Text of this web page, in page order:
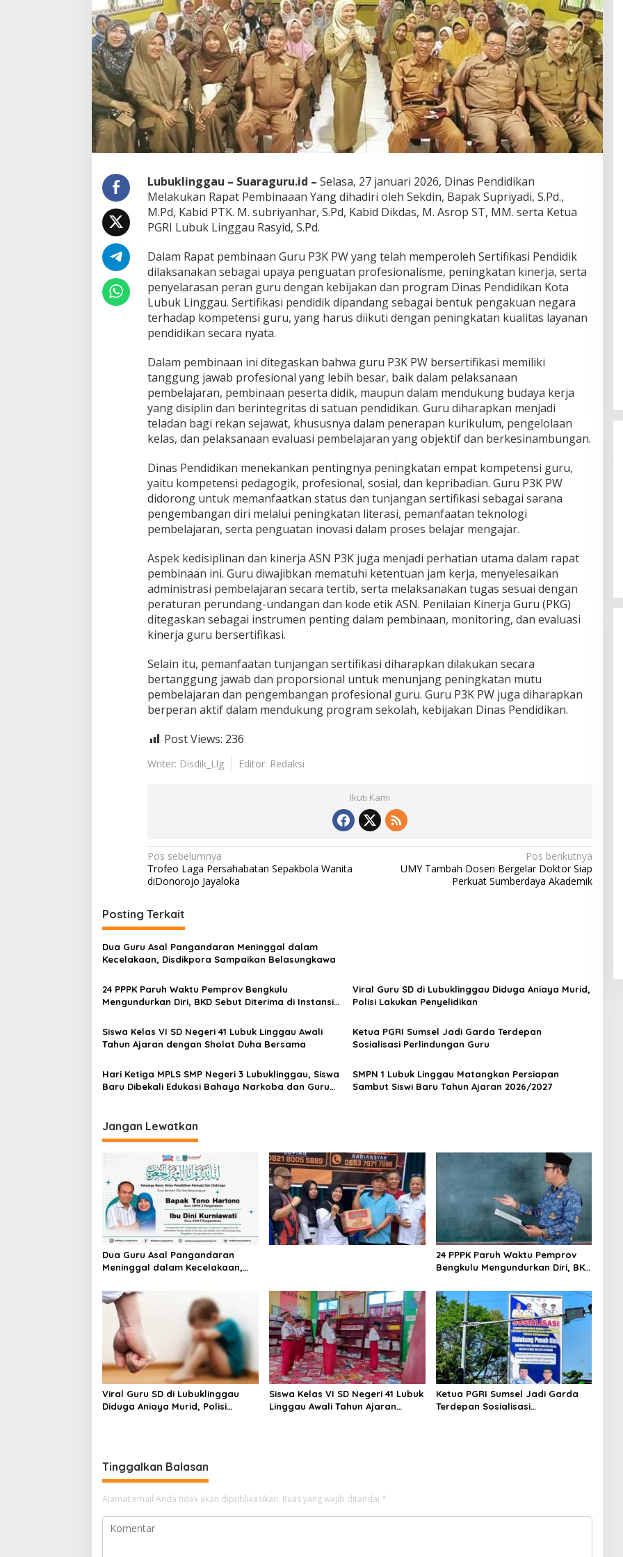
r
t
i
f
k
a
s
i
P
n
i
d
i
k
D
l
a
k
s
a
n
a
k
n
S
e
a
g
a
U
a
y
a
P
g
u
a
t
a
n
P
o
f
e
s
i
n
l
r
u
Lubuklinggau – Suaraguru.id – Selasa, 27 januari 2026, Dinas Pendidikan
Melakukan Rapat Pembinaaan Yang dihadiri oleh Sekdin, Bapak Supriyadi, S.Pd.,
M.Pd, Kabid PTK. M. subriyanhar, S.Pd, Kabid Dikdas, M. Asrop ST, MM. serta Ketua
PGRI Lubuk Linggau Rasyid, S.Pd.
Dalam Rapat pembinaan Guru P3K PW yang telah memperoleh Sertifikasi Pendidik
dilaksanakan sebagai upaya penguatan profesionalisme, peningkatan kinerja, serta
penyelarasan peran guru dengan kebijakan dan program Dinas Pendidikan Kota
Lubuk Linggau. Sertifikasi pendidik dipandang sebagai bentuk pengakuan negara
terhadap kompetensi guru, yang harus diikuti dengan peningkatan kualitas layanan
pendidikan secara nyata.
Dalam pembinaan ini ditegaskan bahwa guru P3K PW bersertifikasi memiliki
tanggung jawab profesional yang lebih besar, baik dalam pelaksanaan
pembelajaran, pembinaan peserta didik, maupun dalam mendukung budaya kerja
yang disiplin dan berintegritas di satuan pendidikan. Guru diharapkan menjadi
teladan bagi rekan sejawat, khususnya dalam penerapan kurikulum, pengelolaan
kelas, dan pelaksanaan evaluasi pembelajaran yang objektif dan berkesinambungan.
Dinas Pendidikan menekankan pentingnya peningkatan empat kompetensi guru,
yaitu kompetensi pedagogik, profesional, sosial, dan kepribadian. Guru P3K PW
didorong untuk memanfaatkan status dan tunjangan sertifikasi sebagai sarana
pengembangan diri melalui peningkatan literasi, pemanfaatan teknologi
pembelajaran, serta penguatan inovasi dalam proses belajar mengajar.
Aspek kedisiplinan dan kinerja ASN P3K juga menjadi perhatian utama dalam rapat
pembinaan ini. Guru diwajibkan mematuhi ketentuan jam kerja, menyelesaikan
administrasi pembelajaran secara tertib, serta melaksanakan tugas sesuai dengan
peraturan perundang-undangan dan kode etik ASN. Penilaian Kinerja Guru (PKG)
ditegaskan sebagai instrumen penting dalam pembinaan, monitoring, dan evaluasi
kinerja guru bersertifikasi.
Selain itu, pemanfaatan tunjangan sertifikasi diharapkan dilakukan secara
bertanggung jawab dan proporsional untuk menunjang peningkatan mutu
pembelajaran dan pengembangan profesional guru. Guru P3K PW juga diharapkan
berperan aktif dalam mendukung program sekolah, kebijakan Dinas Pendidikan.
Post Views: 236
Writer: Disdik_Llg Editor: Redaksi
Ikuti Kami
N
a
i
g
a
i
o
s
Pos sebelumnya
Trofeo Laga Persahabatan Sepakbola Wanita
diDonorojo Jayaloka
Pos berikutnya
UMY Tambah Dosen Bergelar Doktor Siap
Perkuat Sumberdaya Akademik
Posting Terkait
Dua Guru Asal Pangandaran Meninggal dalam
Kecelakaan, Disdikpora Sampaikan Belasungkawa
24 PPPK Paruh Waktu Pemprov Bengkulu
Mengundurkan Diri, BKD Sebut Diterima di Instansi
Viral Guru SD di Lubuklinggau Diduga Aniaya Murid,
Polisi Lakukan Penyelidikan
Siswa Kelas VI SD Negeri 41 Lubuk Linggau Awali
Tahun Ajaran dengan Sholat Duha Bersama
Ketua PGRI Sumsel Jadi Garda Terdepan
Sosialisasi Perlindungan Guru
Hari Ketiga MPLS SMP Negeri 3 Lubuklinggau, Siswa
Baru Dibekali Edukasi Bahaya Narkoba dan Guru
SMPN 1 Lubuk Linggau Matangkan Persiapan
Sambut Siswi Baru Tahun Ajaran 2026/2027
Jangan Lewatkan
Dua Guru Asal Pangandaran
Meninggal dalam Kecelakaan,
Belasungkawa
24 PPPK Paruh Waktu Pemprov
Bengkulu Mengundurkan Diri, BKD
Viral Guru SD di Lubuklinggau
Diduga Aniaya Murid, Polisi
Siswa Kelas VI SD Negeri 41 Lubuk
Linggau Awali Tahun Ajaran
Ketua PGRI Sumsel Jadi Garda
Terdepan Sosialisasi
Tinggalkan Balasan
Alamat email Anda tidak akan dipublikasikan. Ruas yang wajib ditandai *
Himpunan Wanita UNPARI Salurkan
di Jawa Kanan SS
Di PGRI | 27 Juli 2026